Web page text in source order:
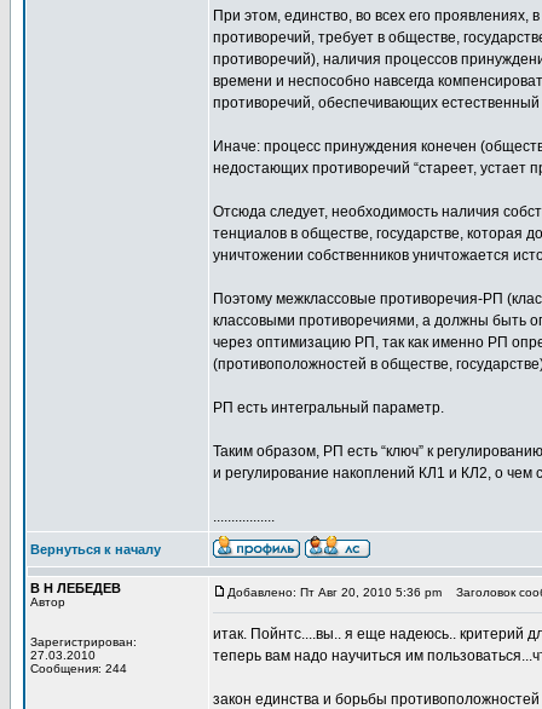
При этом, единство, во всех его проявлениях,
противоречий, требует в обществе,
противоречий), наличия процессов
времени и неспособно навсегда
противоречий, обеспечивающих
Иначе: процесс принуждения конечен
недостающих противоречий “стареет, устает
Отсюда следует, необходимость наличия
тенциалов в обществе, государстве, которая
уничтожении собственников уничтожается
Поэтому межклассовые противоречия-РП
классовыми противоречиями, а должны быть
через оптимизацию РП, так как именно РП
(противоположно­стей в обществе,
РП есть интегральный параметр.
Таким образом, РП есть “ключ” к
и регулирование накоплений КЛ1 и КЛ2, о чем
.................
Вернуться к началу
В Н ЛЕБЕДЕВ
Автор
Зарегистрирован:
27.03.2010
Сообщения: 244
Добавлено: Пт Авг 20, 2010 5:36 pm Заголовок
итак. Пойнтс....вы.. я еще надеюсь.. критерий
теперь вам надо научиться им
закон единства и борьбы